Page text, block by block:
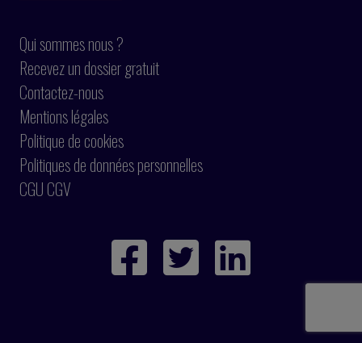
Qui sommes nous ?
Recevez un dossier gratuit
Contactez-nous
Mentions légales
Politique de cookies
Politiques de données personnelles
CGU CGV